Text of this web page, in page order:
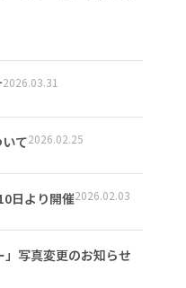
2026.03.31
て2026.02.25
日より開催2026.02.03
」写真変更のお知らせ